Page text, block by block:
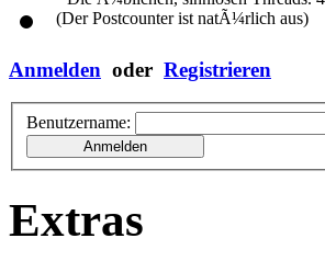
(Der Postcounter ist natÃ¼rlich aus)
Anmelden oder Registrieren
Benutzername:
Extras